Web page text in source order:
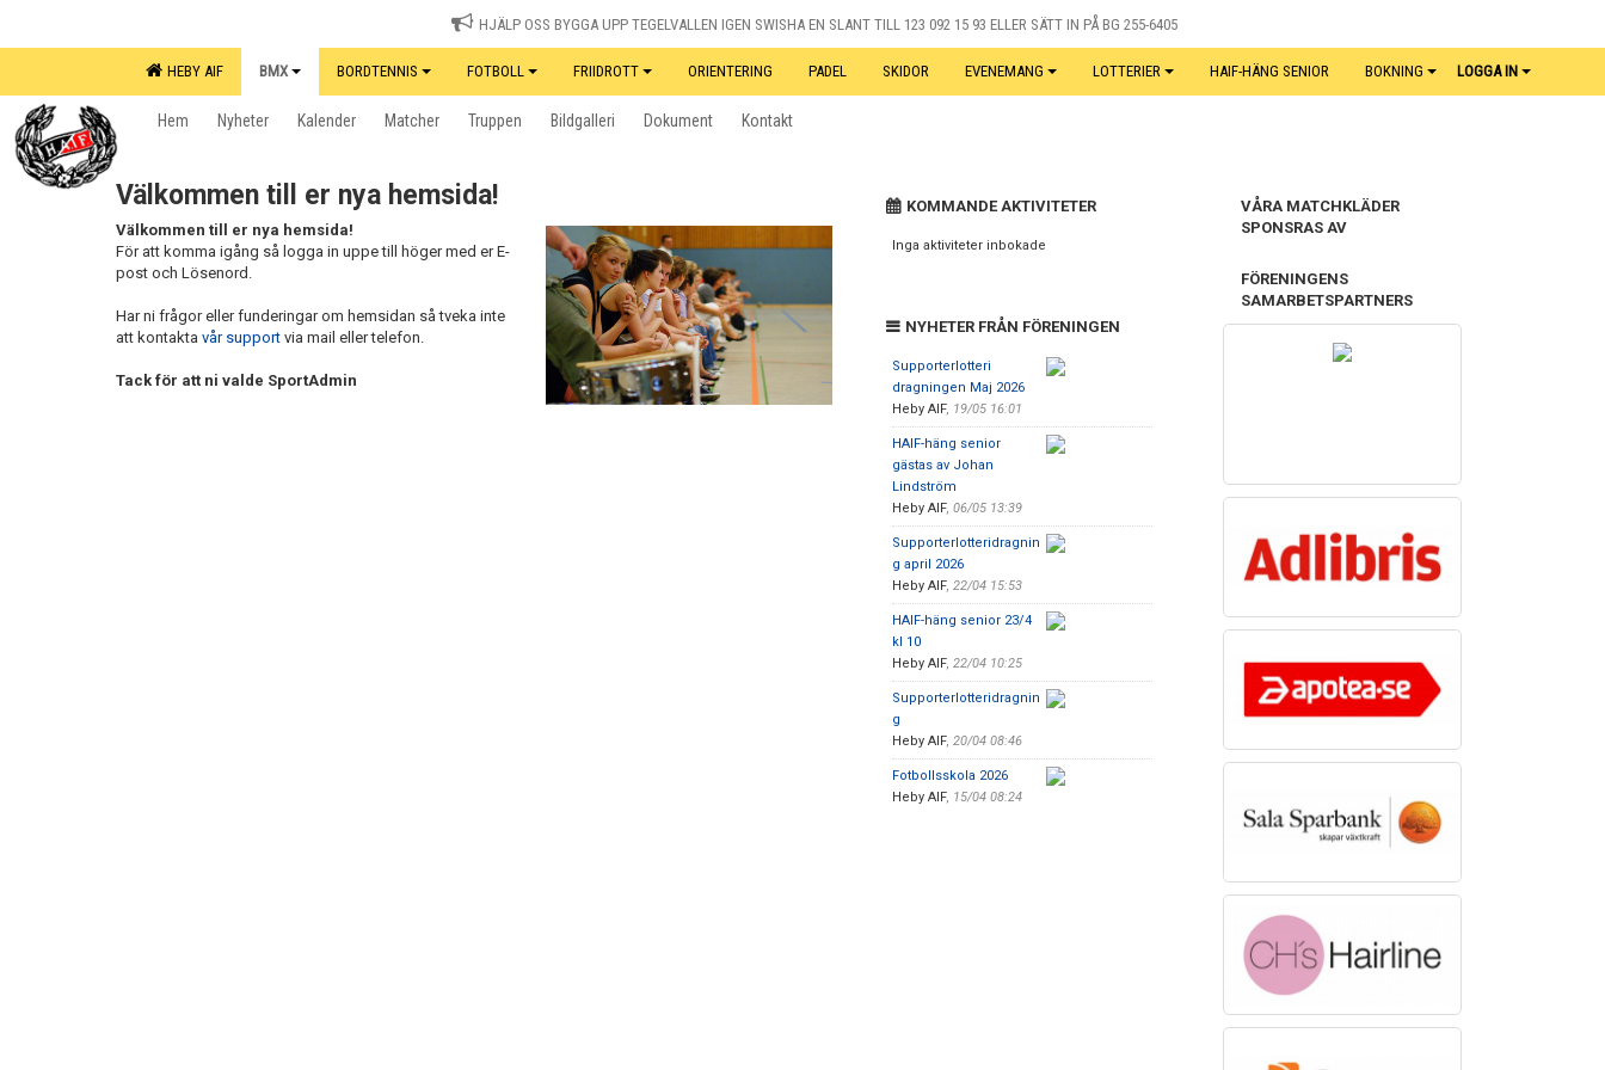
HJÄLP OSS BYGGA UPP TEGELVALLEN IGEN SWISHA EN SLANT TILL 123 092 15 93 ELLER SÄTT IN PÅ BG 255-6405
HEBY AIF BMX BORDTENNIS FOTBOLL FRIIDROTT ORIENTERING PADEL SKIDOR EVENEMANG LOTTERIER HAIF-HÄNG SENIOR BOKNING LOGGA IN
Hem Nyheter Kalender Matcher Truppen Bildgalleri Dokument Kontakt
Välkommen till er nya hemsida!
Välkommen till er nya hemsida!
För att komma igång så logga in uppe till höger med er E-
post och Lösenord.
Har ni frågor eller funderingar om hemsidan så tveka inte
att kontakta vår support via mail eller telefon.
Tack för att ni valde SportAdmin
KOMMANDE AKTIVITETER
Inga aktiviteter inbokade
NYHETER FRÅN FÖRENINGEN
Supporterlotteri
dragningen Maj 2026
Heby AIF, 19/05 16:01
HAIF-häng senior
gästas av Johan
Lindström
Heby AIF, 06/05 13:39
Supporterlotteridragnin
g april 2026
Heby AIF, 22/04 15:53
HAIF-häng senior 23/4
kl 10
Heby AIF, 22/04 10:25
Supporterlotteridragnin
g
Heby AIF, 20/04 08:46
Fotbollsskola 2026
Heby AIF, 15/04 08:24
VÅRA MATCHKLÄDER
SPONSRAS AV
FÖRENINGENS
SAMARBETSPARTNERS